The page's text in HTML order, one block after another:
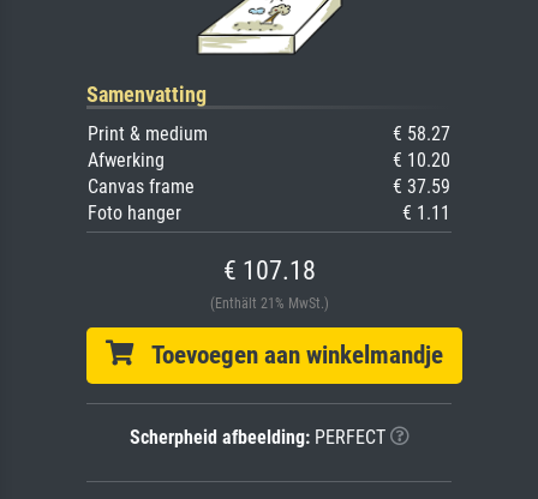
Samenvatting
Print & medium
€ 58.27
Afwerking
€ 10.20
Canvas frame
€ 37.59
Foto hanger
€ 1.11
€ 107.18
(Enthält 21% MwSt.)
Toevoegen aan winkelmandje
Scherpheid afbeelding:PERFECT